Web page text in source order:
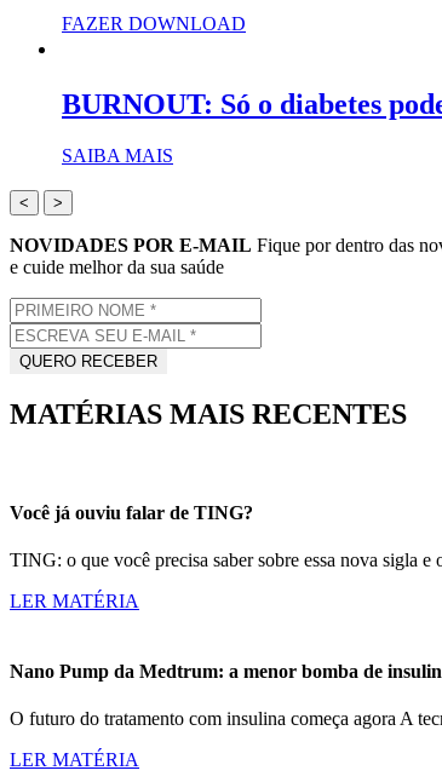
FAZER DOWNLOAD
BURNOUT: Só o diabetes
SAIBA MAIS
< >
NOVIDADES POR E-MAIL Fique por dentro das
e cuide melhor da sua saúde
MATÉRIAS MAIS RECENTES
Você já ouviu falar de TING?
TING: o que você precisa saber sobre essa nova sigla
LER MATÉRIA
Nano Pump da Medtrum: a menor bomba de
O futuro do tratamento com insulina começa agora A
LER MATÉRIA